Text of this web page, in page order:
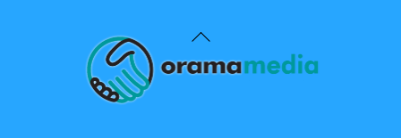
Back
To